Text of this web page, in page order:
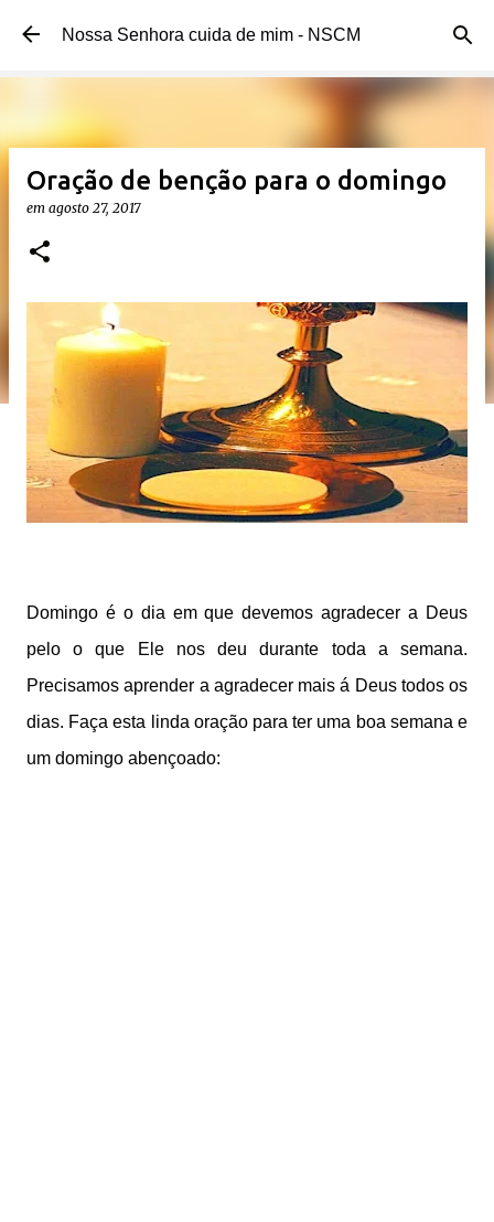
Pular para o conteúdo principal
Nossa Senhora cuida de mim - NSCM
Oração de benção para o domingo
em agosto 27, 2017
Domingo é o dia em que devemos agradecer a Deus
pelo o que Ele nos deu durante toda a semana.
Precisamos aprender a agradecer mais á Deus todos os
dias. Faça esta linda oração para ter uma boa semana e
um domingo abençoado: